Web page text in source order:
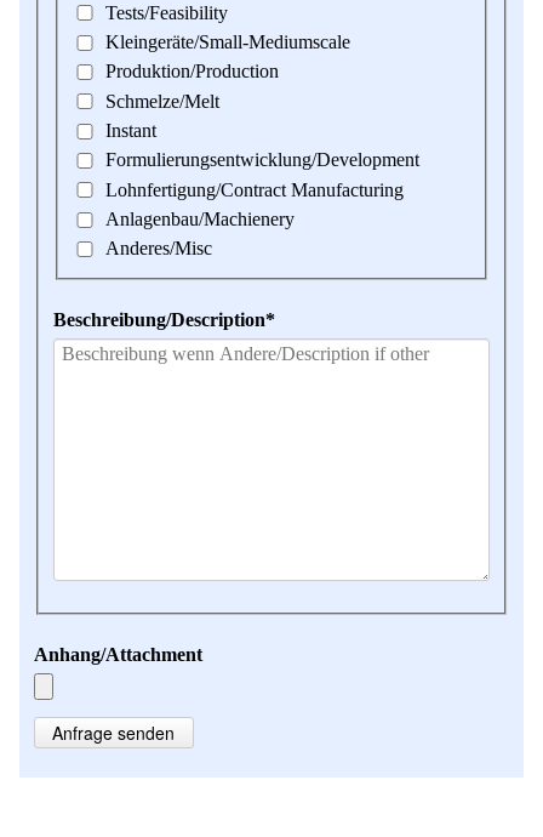
Tests/Feasibility
Kleingeräte/Small-Mediumscale
Produktion/Production
Schmelze/Melt
Instant
Formulierungsentwicklung/Development
Lohnfertigung/Contract Manufacturing
Anlagenbau/Machienery
Anderes/Misc
Pflichtfeld
Beschreibung/Description*
Anhang/Attachment
Anfrage senden